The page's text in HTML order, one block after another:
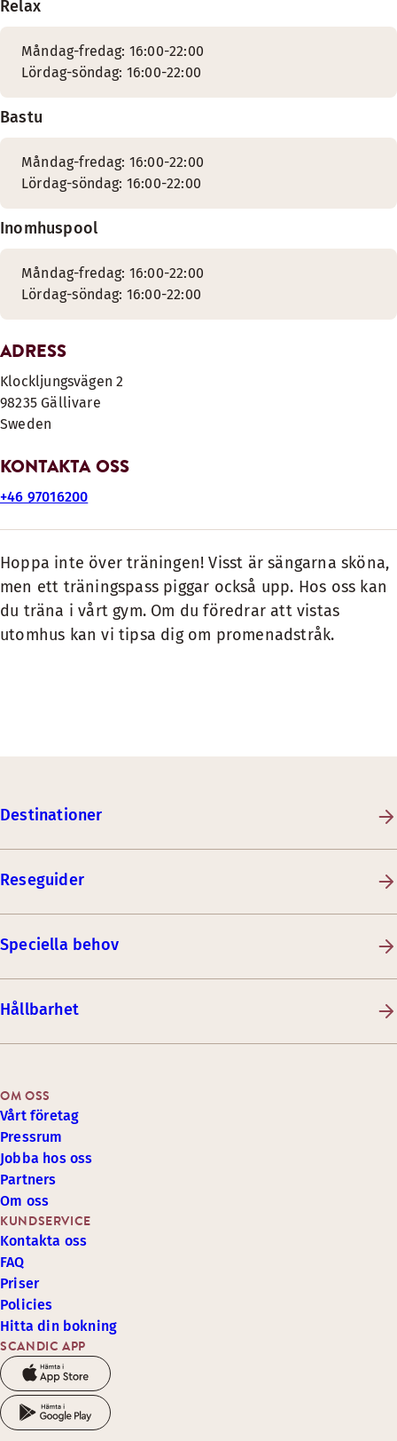
Relax
Måndag-fredag: 16:00-22:00
Lördag-söndag: 16:00-22:00
Bastu
Måndag-fredag: 16:00-22:00
Lördag-söndag: 16:00-22:00
Inomhuspool
Måndag-fredag: 16:00-22:00
Lördag-söndag: 16:00-22:00
ADRESS
Klockljungsvägen 2
98235 Gällivare
Sweden
KONTAKTA OSS
+46 97016200
Hoppa inte över träningen! Visst är sängarna sköna,
men ett träningspass piggar också upp. Hos oss kan
du träna i vårt gym. Om du föredrar att vistas
utomhus kan vi tipsa dig om promenadstråk.
Destinationer
Reseguider
Speciella behov
Hållbarhet
SCANDIC APP
KUNDSERVICE
Kontakta oss
FAQ
Priser
Policies
Hitta din bokning
OM OSS
Vårt företag
Pressrum
Jobba hos oss
Partners
Om oss